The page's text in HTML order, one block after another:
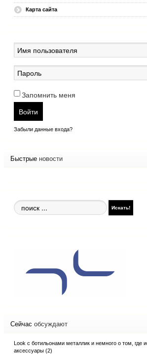
Карта сайта
Запомнить меня
Войти
Забыли данные входа?
Быстрые новости
Поиск
по
Искать!
Сейчас обсуждают
Look с ботильонами металлик и немного о том, где
аксессуары (2)